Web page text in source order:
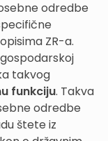
odredbe
ZR-a.
takvog
funkciju. Takva
odredbe
štete iz